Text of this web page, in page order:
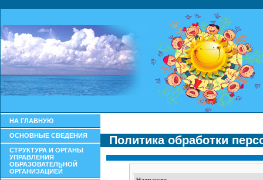
НА ГЛАВНУЮ
ОСНОВНЫЕ СВЕДЕНИЯ
СТРУКТУРА И ОРГАНЫ
УПРАВЛЕНИЯ
ОБРАЗОВАТЕЛЬНОЙ
ОРГАНИЗАЦИЕЙ
Политика обработки